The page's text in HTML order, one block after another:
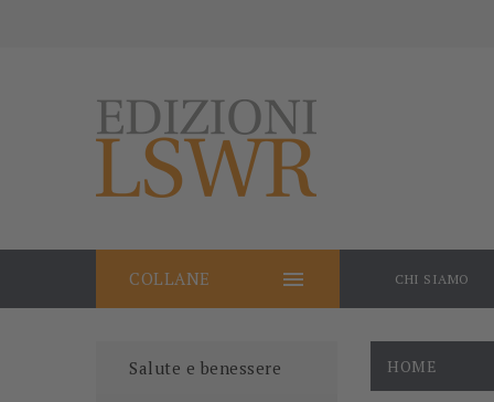

COLLANE CHI SIAMO
Salute e benessere HOME